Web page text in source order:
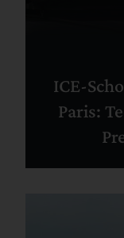
ICE-
Paris: